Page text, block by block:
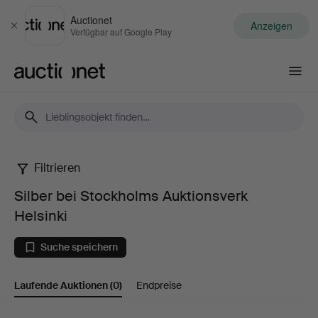
Schließen
Auctionet
Verfügbar auf Google Play Anzeigen
Silber
bei
Stockholms
Auktionsverk
Filtrieren
Silber bei Stockholms Auktionsverk
Helsinki
Suche speichern
Laufende Auktionen(0) Endpreise